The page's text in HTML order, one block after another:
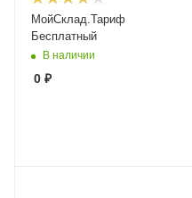
МойСклад.Тариф
Бесплатный
В наличии
0 ₽